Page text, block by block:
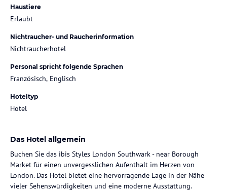
Haustiere
Erlaubt
Nichtraucher- und Raucherinformation
Nichtraucherhotel
Personal spricht folgende Sprachen
Französisch, Englisch
Hoteltyp
Hotel
Das Hotel allgemein
Buchen Sie das ibis Styles London Southwark - near Borough
Market für einen unvergesslichen Aufenthalt im Herzen von
London. Das Hotel bietet eine hervorragende Lage in der Nähe
vieler Sehenswürdigkeiten und eine moderne Ausstattung.